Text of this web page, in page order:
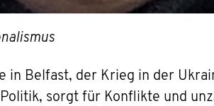
in Belfast, der Krieg in der
sorgt für Konflikte und